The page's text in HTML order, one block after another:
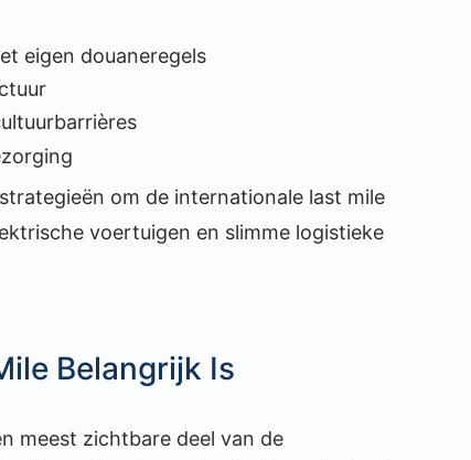
eigen douaneregels
om de internationale last mile
voertuigen en slimme logistieke
Belangrijk Is
meest zichtbare deel van de